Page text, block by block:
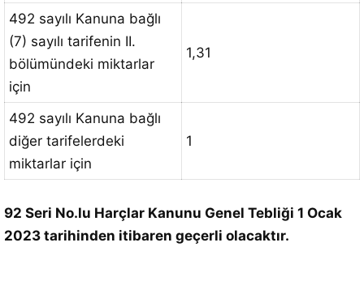
492 sayılı Kanuna bağlı
(7) sayılı tarifenin II.
bölümündeki miktarlar
için
1,31
492 sayılı Kanuna bağlı
diğer tarifelerdeki
miktarlar için
1
92 Seri No.lu Harçlar Kanunu Genel Tebliği 1 Ocak
2023 tarihinden itibaren geçerli olacaktır.